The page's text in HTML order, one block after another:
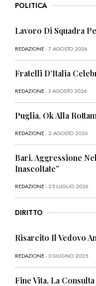
POLITICA
Lavoro Di Squadra
REDAZIONE- 7 AGOSTO 2026
Fratelli D’Italia
REDAZIONE- 3 AGOSTO 2026
Puglia, Ok Alla
REDAZIONE- 2 AGOSTO 2026
Bari, Aggressione
Inascoltate”
REDAZIONE- 25 LUGLIO 2026
DIRITTO
Risarcito Il Vedovo
REDAZIONE- 3 GIUGNO 2025
Fine Vita, La